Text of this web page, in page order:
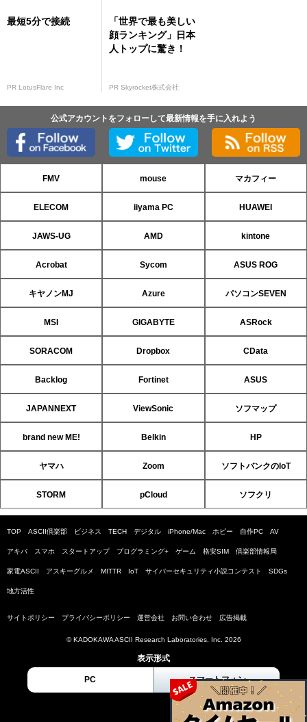
最短5分で接続
PR LotusFlare Inc
「世界で最も美しい
顔ランキング」日本
人トップに驚き！
PR Skyrocket株式会社
公式アカウントをフォローして最新情報を手に入れよう
FMV mouse マカフィー
ELECOM iiyama PC HUAWEI
JAWS-UG AMD kintone
Acrobat Sycom ASUS ROG
キヤノンMJ Azure パソコンSEVEN
MSI GIGABYTE ASRock
SORACOM Dropbox CData
Backlog Fortinet ASUS
JAPANNEXT ViewSonic ソフマップ
brand new ME! Belkin HP
ヤマハ Zoom ソフトバンクのIoT
STORM pCloud ソフクリ
TOP ASCII倶楽部 ビジネス TECH デジタル iPhone/Mac ホビー 自作PC AV
アキバ スマホ スタートアップ プログラミング+ ゲーム 格安SIM 倶楽部情報局
家電ASCII アスキーグルメ MITTR IoT サイバーセキュリティ小説コンテスト SDGs
地方活性
サイトポリシー プライバシーポリシー 運営会社 お問い合わせ 広告掲載
© KADOKAWA ASCII Research Laboratories, Inc. 2026
表示形式
PC スマートフォン